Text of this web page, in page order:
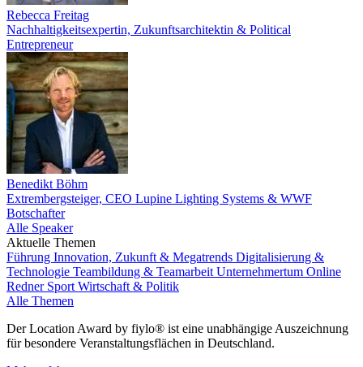
Rebecca Freitag
Nachhaltigkeitsexpertin, Zukunftsarchitektin & Political
Entrepreneur
Benedikt Böhm
Extrembergsteiger, CEO Lupine Lighting Systems & WWF
Botschafter
Alle Speaker
Aktuelle Themen
Führung Innovation, Zukunft & Megatrends Digitalisierung &
Technologie Teambildung & Teamarbeit Unternehmertum Online
Redner Sport Wirtschaft & Politik
Alle Themen
Der Location Award by fiylo® ist eine unabhängige Auszeichnung
für besondere Veranstaltungsflächen in Deutschland.